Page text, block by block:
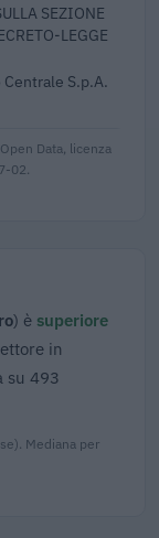
SEZIONE
LEGGE
S.p.A.
Data, licenza
02.
) è superiore
in
su 493
Mediana per